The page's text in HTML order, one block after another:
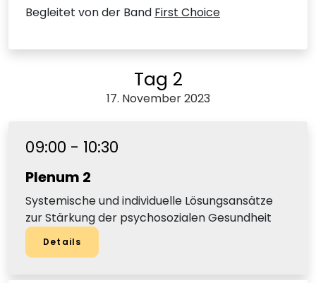
Begleitet von der Band First Choice
Tag 2
17. November 2023
09:00 - 10:30
Plenum 2
Systemische und individuelle Lösungsansätze
zur Stärkung der psychosozialen Gesundheit
Details